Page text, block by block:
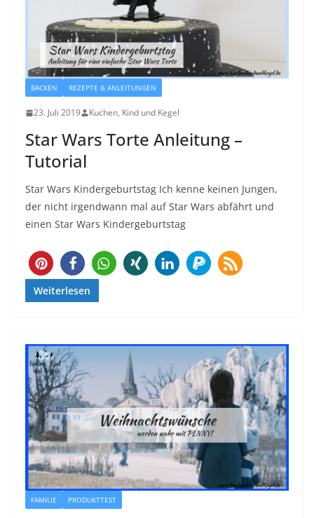
BACKEN REZEPTE & ANLEITUNGEN
23. Juli 2019 Kuchen, Kind und Kegel
Star Wars Torte Anleitung –
Tutorial
Star Wars Kindergeburtstag Ich kenne keinen Jungen,
der nicht irgendwann mal auf Star Wars abfährt und
einen Star Wars Kindergeburtstag
686
Weiterlesen
FAMILIE PRODUKTTEST